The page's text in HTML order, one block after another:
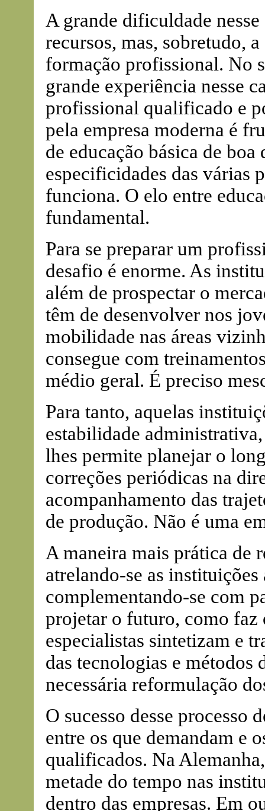
A grande dificuldade
recursos, mas, sobretudo,
formação profissional. No
grande experiência nesse
profissional qualificado e
pela empresa moderna é
de educação básica de
especificidades das várias
funciona. O elo entre
fundamental.
Para se preparar um
desafio é enorme. As
além de prospectar o
têm de desenvolver nos
mobilidade nas áreas
consegue com
médio geral. É preciso
Para tanto, aquelas
estabilidade
lhes permite planejar o
correções periódicas na
acompanhamento das
de produção. Não é uma
A maneira mais prática de
atrelando-se as instituições
complementando-se com
projetar o futuro, como faz
especialistas sintetizam e
das tecnologias e métodos
necessária reformulação
O sucesso desse processo
entre os que demandam e
qualificados. Na
metade do tempo nas
dentro das empresas. Em